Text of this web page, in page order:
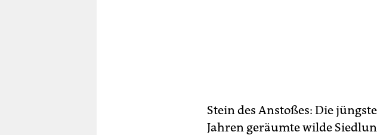
Stein des Anstoßes: Die
Jahren geräumte wilde